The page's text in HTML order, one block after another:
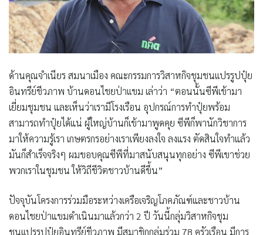
ด้านคุณจำเนียร สมนาเมือง คณะกรรมการวิสาหกิจชุมชนเเปรรูปปุ๋ย
อินทรีย์ชีวภาพ บ้านดอนไชยป่าเเขม เล่าว่า “ตอนนั้นซีพีเข้ามา
เยี่ยมชุมชน และเห็นว่าเรามีโรงเรือน อุปกรณ์การทำปุ๋ยพร้อม
สามารถทำปุ๋ยได้แน่ ผู้ใหญ่บ้านก็เข้ามาพูดคุย ซีพีก็พานักวิชาการ
มาให้ความรู้เรา เกษตรกรอย่างเราเพียงลงใจ ลงแรง ตัดสินใจทำแล้ว
มันก็สำเร็จจริงๆ ผมขอบคุณซีพีที่มาสนับสนุนทุกอย่าง ซีพีเขาช่วย
พวกเราในชุมชน ให้วิถีชีวิตชาวบ้านดีขึ้น”
ปัจจุบันโครงการร่วมมือระหว่างเครือเจริญโภคภัณฑ์และชาวบ้าน
ดอนไชยป่าแขมดำเนินมาแล้วกว่า 2 ปี วันนี้กลุ่มวิสาหกิจชุม
ชนเเปรรูปปุ๋ยอินทรีย์ชีวภาพ มีสมาชิกกลุ่มร่วม 78 ครัวเรือน มีการ